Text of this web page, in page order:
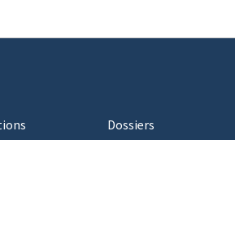
Dossiers